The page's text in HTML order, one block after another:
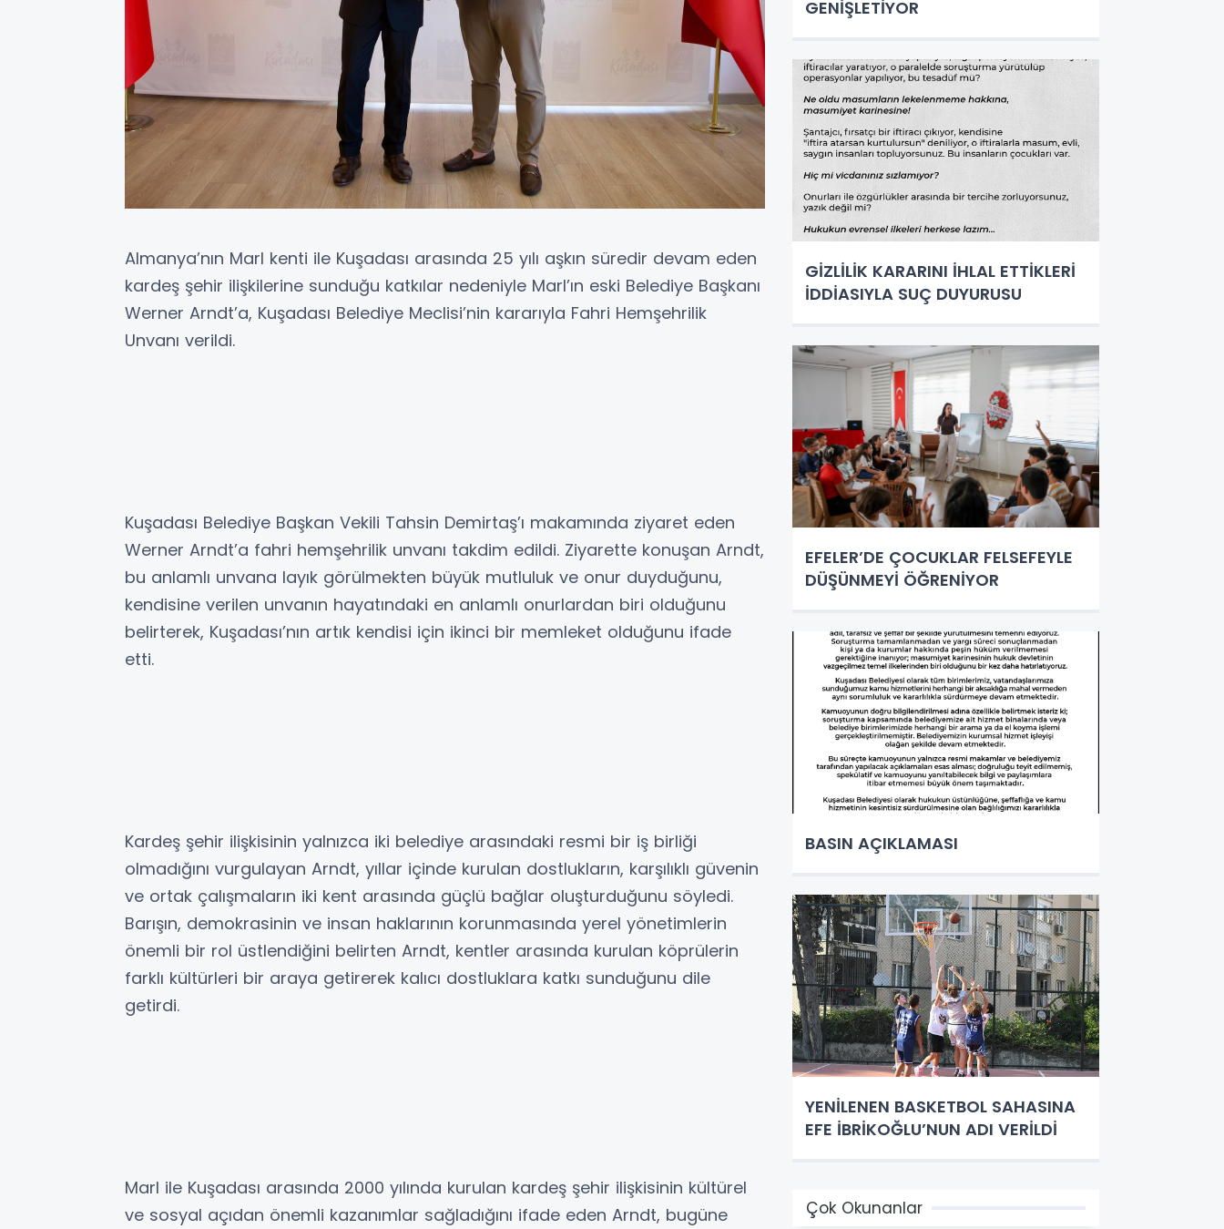
Almanya’nın Marl kenti ile Kuşadası arasında 25 yılı aşkın süredir devam eden
kardeş şehir ilişkilerine sunduğu katkılar nedeniyle Marl’ın eski Belediye Başkanı
Werner Arndt’a, Kuşadası Belediye Meclisi’nin kararıyla Fahri Hemşehrilik
Unvanı verildi.
Kuşadası Belediye Başkan Vekili Tahsin Demirtaş’ı makamında ziyaret eden
Werner Arndt’a fahri hemşehrilik unvanı takdim edildi. Ziyarette konuşan Arndt,
bu anlamlı unvana layık görülmekten büyük mutluluk ve onur duyduğunu,
kendisine verilen unvanın hayatındaki en anlamlı onurlardan biri olduğunu
belirterek, Kuşadası’nın artık kendisi için ikinci bir memleket olduğunu ifade
etti.
Kardeş şehir ilişkisinin yalnızca iki belediye arasındaki resmi bir iş birliği
olmadığını vurgulayan Arndt, yıllar içinde kurulan dostlukların, karşılıklı güvenin
ve ortak çalışmaların iki kent arasında güçlü bağlar oluşturduğunu söyledi.
Barışın, demokrasinin ve insan haklarının korunmasında yerel yönetimlerin
önemli bir rol üstlendiğini belirten Arndt, kentler arasında kurulan köprülerin
farklı kültürleri bir araya getirerek kalıcı dostluklara katkı sunduğunu dile
getirdi.
Marl ile Kuşadası arasında 2000 yılında kurulan kardeş şehir ilişkisinin kültürel
ve sosyal açıdan önemli kazanımlar sağladığını ifade eden Arndt, bugüne
GENİŞLETİYOR
GİZLİLİK KARARINI İHLAL ETTİKLERİ
İDDİASIYLA SUÇ DUYURUSU
EFELER’DE ÇOCUKLAR FELSEFEYLE
DÜŞÜNMEYİ ÖĞRENİYOR
BASIN AÇIKLAMASI
YENİLENEN BASKETBOL SAHASINA
EFE İBRİKOĞLU’NUN ADI VERİLDİ
Çok Okunanlar